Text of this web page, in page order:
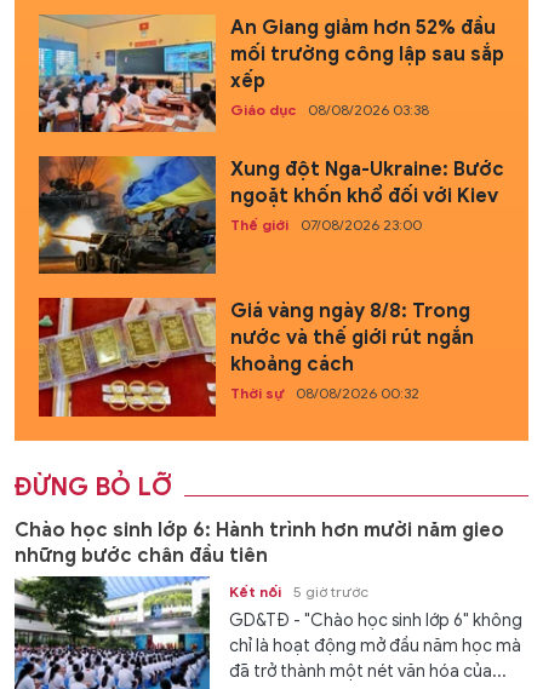
An Giang giảm hơn 52% đầu
mối trường công lập sau sắp
xếp
Giáo dục 08/08/2026 03:38
Xung đột Nga-Ukraine: Bước
ngoặt khốn khổ đối với Kiev
Thế giới 07/08/2026 23:00
Giá vàng ngày 8/8: Trong
nước và thế giới rút ngắn
khoảng cách
Thời sự 08/08/2026 00:32
ĐỪNG BỎ LỠ
Chào học sinh lớp 6: Hành trình hơn mười năm gieo
những bước chân đầu tiên
Kết nối 5 giờ trước
GD&TĐ - "Chào học sinh lớp 6" không
chỉ là hoạt động mở đầu năm học mà
đã trở thành một nét văn hóa của...